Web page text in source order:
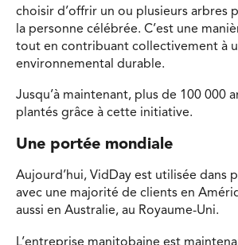
choisir d’offrir un ou plusieurs arbres
la personne célébrée. C’est une
tout en contribuant collectivement à
environnemental durable.
Jusqu’à maintenant, plus de 100 000
plantés grâce à cette initiative.
Une portée mondiale
Aujourd’hui, VidDay est utilisée dans
avec une majorité de clients en
aussi en Australie, au Royaume-Uni.
L’entreprise manitobaine est